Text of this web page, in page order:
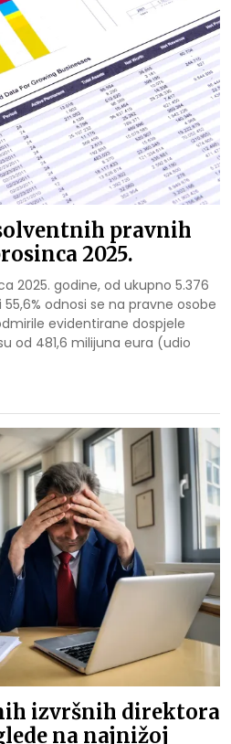
pravnih
2025.
2025. godine, od ukupno 5.376
odnosi se na pravne osobe
evidentirane dospjele
od 481,6 milijuna eura (udio
izvršnih direktora
na najnižoj